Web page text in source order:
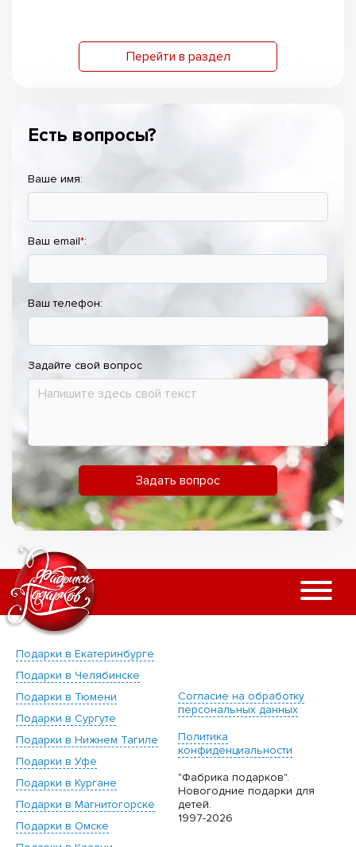
Перейти в раздел
Есть вопросы?
Ваше имя:
Ваш email*:
Ваш телефон:
Задайте свой вопрос
Задать вопрос
Подарки в Екатеринбурге
Подарки в Челябинске
Подарки в Тюмени
Подарки в Сургуте
Подарки в Нижнем Тагиле
Подарки в Уфе
Подарки в Кургане
Подарки в Магнитогорске
Подарки в Омске
Согласие на обработку
персональных данных
Политика
конфиденциальности
"Фабрика подарков".
Новогодние подарки для
детей.
1997-2026